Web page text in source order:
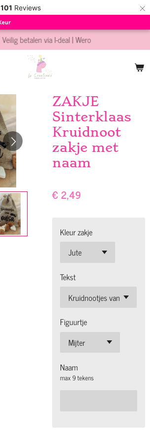
101 Reviews ×
Veilig betalen via I-deal | Wero
ZAKJE
Sinterklaas
Kruidnoot
zakje met
naam
€ 2,49
Kleur zakje
Tekst
Figuurtje
Naam
max 9 tekens